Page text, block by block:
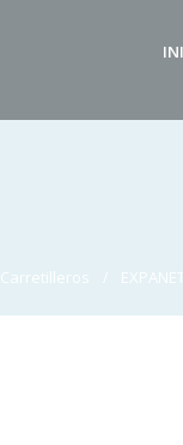
Carretilleros EXPANET